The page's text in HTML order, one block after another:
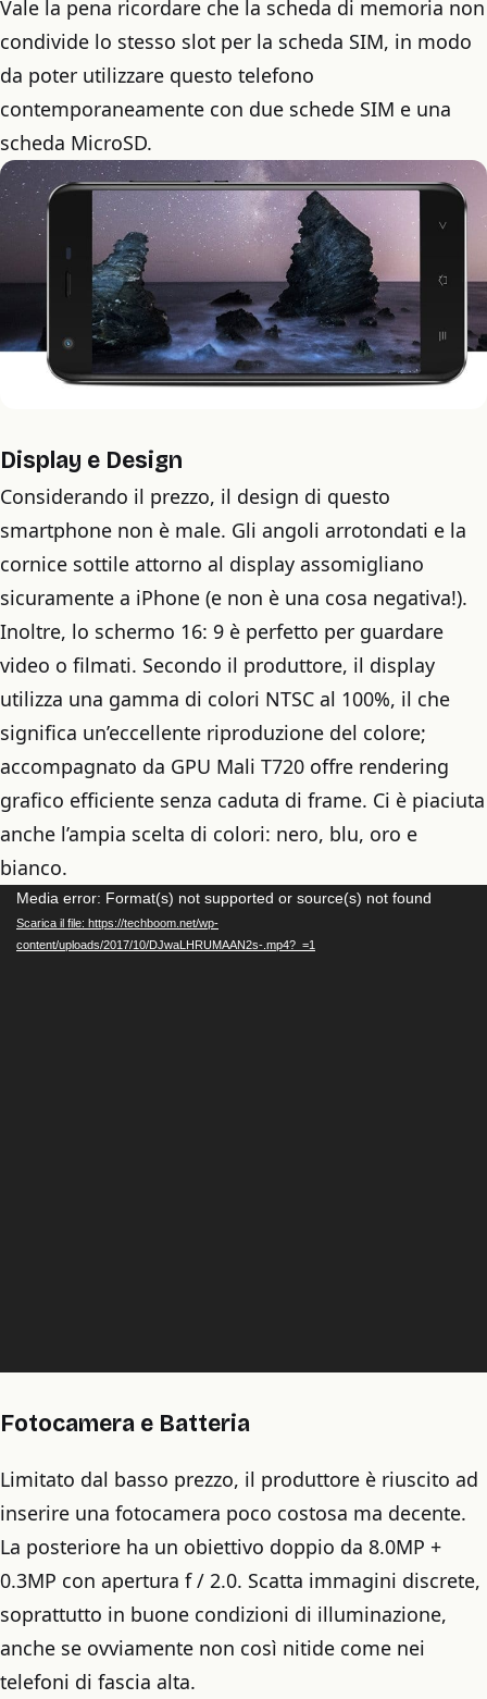
Vale la pena ricordare che la scheda di memoria non
condivide lo stesso slot per la scheda SIM, in modo
da poter utilizzare questo telefono
contemporaneamente con due schede SIM e una
scheda MicroSD.
Display e Design
Considerando il prezzo, il design di questo
smartphone non è male. Gli angoli arrotondati e la
cornice sottile attorno al display assomigliano
sicuramente a iPhone (e non è una cosa negativa!).
Inoltre, lo schermo 16: 9 è perfetto per guardare
video o filmati. Secondo il produttore, il display
utilizza una gamma di colori NTSC al 100%, il che
significa un’eccellente riproduzione del colore;
accompagnato da GPU Mali T720 offre rendering
grafico efficiente senza caduta di frame. Ci è piaciuta
anche l’ampia scelta di colori: nero, blu, oro e
bianco.
Video
Player
Media error: Format(s) not supported or source(s) not found
Scarica il file: https://techboom.net/wp-
content/uploads/2017/10/DJwaLHRUMAAN2s-.mp4?_=1
Fotocamera e Batteria
Limitato dal basso prezzo, il produttore è riuscito ad
inserire una fotocamera poco costosa ma decente.
La posteriore ha un obiettivo doppio da 8.0MP +
0.3MP con apertura f / 2.0. Scatta immagini discrete,
soprattutto in buone condizioni di illuminazione,
anche se ovviamente non così nitide come nei
telefoni di fascia alta.